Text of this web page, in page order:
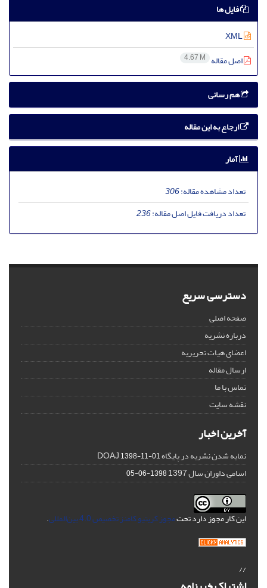
فایل ها
اصل مقاله 4.67 M
هم رسانی
ارجاع به این مقاله
آمار
تعداد مشاهده مقاله:306
تعداد دریافت فایل اصل مقاله:236
دسترسی سریع
صفحه اصلی
درباره نشریه
اعضای هیات تحریریه
ارسال مقاله
تماس با ما
نقشه سایت
آخرین اخبار
نمایه شدن نشریه در پایگاه DOAJ1398-11-01
اسامی داوران سال 1397 1398-06-05
این کار مجوز دارد تحتمجوز کریتیو کامنز تخصیص 4.0 بین‌المللی .
//